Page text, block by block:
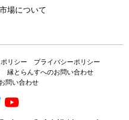
場について
リシー
プライバシーポリシー
縁とらんすへのお問い合わせ
問い合わせ